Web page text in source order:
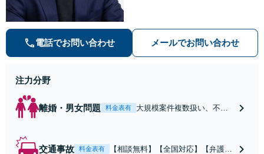
電話でお問い合わせ メールでお問い合わせ
注力分野
離婚・男女問題 料金表有
大規模案件複数扱い、不貞
交通事故 料金表有 【相談無料】【全国対応】【弁護士